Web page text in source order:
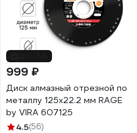
999 ₽
Диск алмазный отрезной по
металлу 125х22.2 мм RAGE
by VIRA 607125
4.5(56)